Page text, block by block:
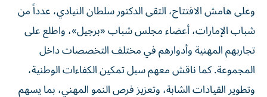
وعلى هامش الافتتاح، التقى الدكتور سلطان النيادي، عدداً من
شباب الإمارات، أعضاء مجلس شباب «برجيل»، واطلع على
تجاربهم المهنية وأدوارهم في مختلف التخصصات داخل
المجموعة. كما ناقش معهم سبل تمكين الكفاءات الوطنية،
وتطوير القيادات الشابة، وتعزيز فرص النمو المهني، بما يسهم